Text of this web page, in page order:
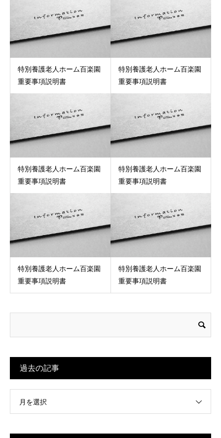
特別養護老人ホーム百楽園
重要事項説明書
特別養護老人ホーム百楽園
重要事項説明書
特別養護老人ホーム百楽園
重要事項説明書
特別養護老人ホーム百楽園
重要事項説明書
特別養護老人ホーム百楽園
重要事項説明書
特別養護老人ホーム百楽園
重要事項説明書
過去の記事
月を選択